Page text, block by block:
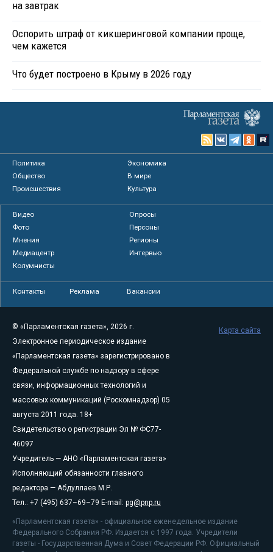
на завтрак
Оспорить штраф от кикшеринговой компании проще,
чем кажется
Что будет построено в Крыму в 2026 году
Политика
Экономика
Общество
В мире
Происшествия
Культура
Видео
Опросы
Фото
Персоны
Мнения
Регионы
Медиацентр
Интервью
Колумнисты
Контакты Реклама Вакансии
© «Парламентская газета», 2026 г.
Электронное периодическое издание
«Парламентская газета» зарегистрировано в
Федеральной службе по надзору в сфере
связи, информационных технологий и
массовых коммуникаций (Роскомнадзор) 05
августа 2011 года. 18+
Свидетельство о регистрации Эл № ФС77-
46097
Учредитель — АНО «Парламентская газета»
Исполняющий обязанности главного
редактора — Абдуллаев М.Р.
Тел.: +7 (495) 637–69–79 E-mail: pg@pnp.ru
«Парламентская газета» - официальное еженедельное издание
Федерального Собрания РФ. Издается с 1997 года. Учредители
газеты - Государственная Дума и Совет Федерации РФ. Официальный
Карта сайта